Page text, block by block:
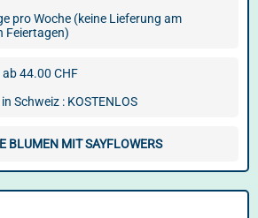
pro Woche (keine Lieferung am
Feiertagen)
44.00 CHF
Schweiz : KOSTENLOS
BLUMEN MIT SAYFLOWERS